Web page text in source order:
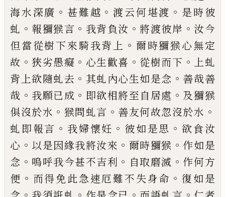
海水深廣 。 甚難越 。 渡云何堪渡 。 是時彼
虬 。 報獼猴言 。 我背負汝 。 將渡彼岸 。 汝今
但當從樹下來騎我背上 。 爾時獼猴心無定
故 。狹劣愚癡 。 心生歡喜 。 從樹而下 。
上虬
背 上欲隨虬去 。 其虬內心生如是念 。 善哉善
哉 。 我願已成 。 即欲相將至自居處 。 及獼猴
俱沒於水 。 猴問虬言 。 善友何故忽沒於水 。
虬即報言 。 我婦懷妊 。 彼如是思 。 欲食汝
心 。 以是因緣我將汝來 。 爾時獼猴 。 作如是
念 。 嗚呼我今甚不吉利 。 自取磨滅 。 作何方
便 。 而得免此急速厄難不失身命 。 復如是